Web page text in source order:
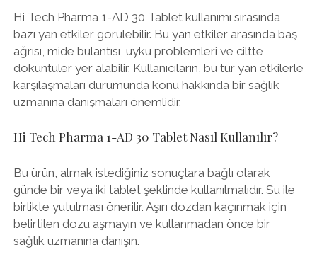
Hi Tech Pharma 1-AD 30 Tablet kullanımı sırasında
bazı yan etkiler görülebilir. Bu yan etkiler arasında baş
ağrısı, mide bulantısı, uyku problemleri ve ciltte
döküntüler yer alabilir. Kullanıcıların, bu tür yan etkilerle
karşılaşmaları durumunda konu hakkında bir sağlık
uzmanına danışmaları önemlidir.
Hi Tech Pharma 1-AD 30 Tablet Nasıl Kullanılır?
Bu ürün, almak istediğiniz sonuçlara bağlı olarak
günde bir veya iki tablet şeklinde kullanılmalıdır. Su ile
birlikte yutulması önerilir. Aşırı dozdan kaçınmak için
belirtilen dozu aşmayın ve kullanmadan önce bir
sağlık uzmanına danışın.